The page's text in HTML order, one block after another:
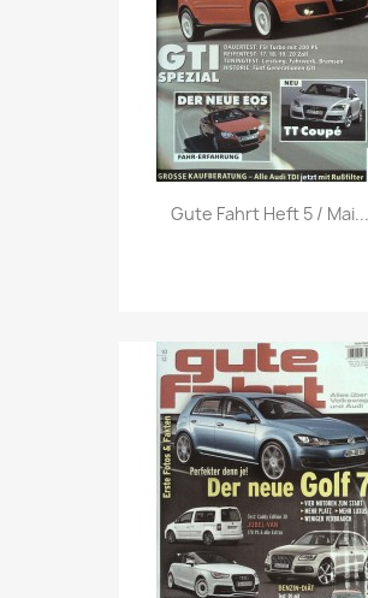
Vorschau
Gute Fahrt Heft 5 / Mai...